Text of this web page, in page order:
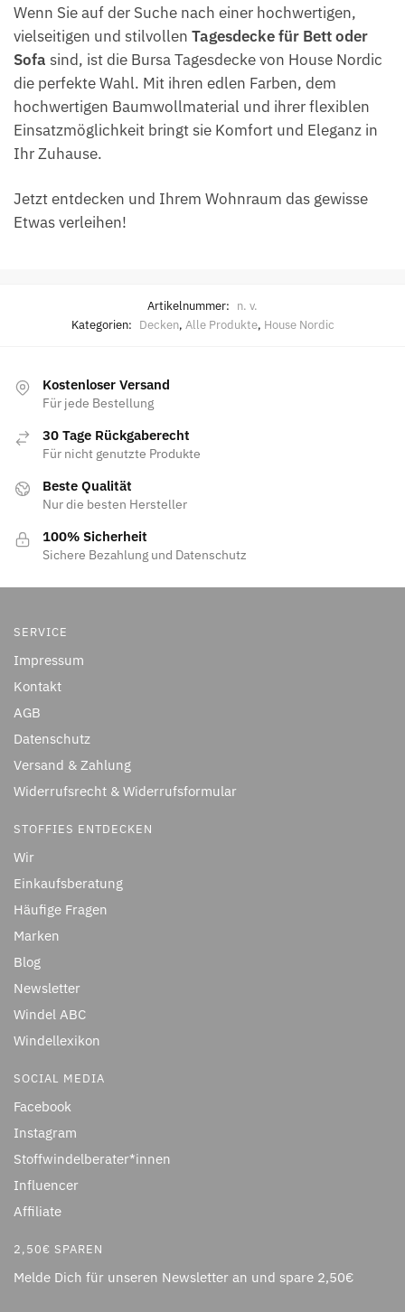
Wenn Sie auf der Suche nach einer hochwertigen,
vielseitigen und stilvollen Tagesdecke für Bett oder
Sofa sind, ist die Bursa Tagesdecke von House Nordic
die perfekte Wahl. Mit ihren edlen Farben, dem
hochwertigen Baumwollmaterial und ihrer flexiblen
Einsatzmöglichkeit bringt sie Komfort und Eleganz in
Ihr Zuhause.
Jetzt entdecken und Ihrem Wohnraum das gewisse
Etwas verleihen!
Artikelnummer: n. v.
Kategorien: Decken, Alle Produkte, House Nordic
Kostenloser Versand
Für jede Bestellung
30 Tage Rückgaberecht
Für nicht genutzte Produkte
Beste Qualität
Nur die besten Hersteller
100% Sicherheit
Sichere Bezahlung und Datenschutz
SERVICE
Impressum
Kontakt
AGB
Datenschutz
Versand & Zahlung
Widerrufsrecht & Widerrufsformular
STOFFIES ENTDECKEN
Wir
Einkaufsberatung
Häufige Fragen
Marken
Blog
Newsletter
Windel ABC
Windellexikon
SOCIAL MEDIA
Facebook
Instagram
Stoffwindelberater*innen
Influencer
Affiliate
2,50€ SPAREN
Melde Dich für unseren Newsletter an und spare 2,50€